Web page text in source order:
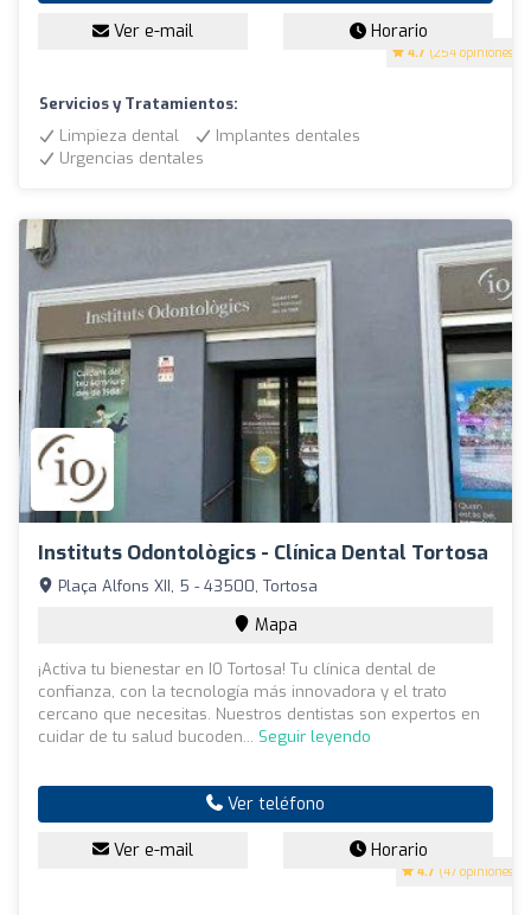
4.7 (254 opiniones)
Ver e-mail Horario
Servicios y Tratamientos:
Limpieza dental
Implantes dentales
Urgencias dentales
Instituts Odontològics - Clínica Dental Tortosa
4.7 (47 opiniones)
Plaça Alfons XII, 5 - 43500, Tortosa
Mapa
¡Activa tu bienestar en IO Tortosa! Tu clínica dental de
confianza, con la tecnología más innovadora y el trato
cercano que necesitas. Nuestros dentistas son expertos en
cuidar de tu salud bucoden... Seguir leyendo
Ver teléfono
Ver e-mail Horario